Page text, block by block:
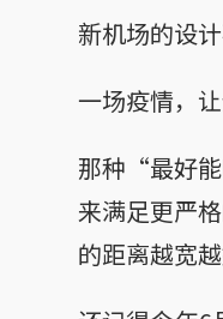
新机场的设
一场疫情，
那种“最好
来满足更严
的距离越宽越